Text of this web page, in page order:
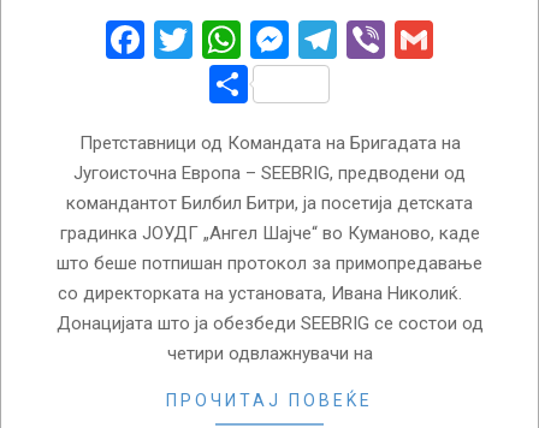
Facebook
Twitter
WhatsApp
Messenger
Telegram
Viber
Share
Претставници од Командата на Бригадата на
Југоисточна Европа – SEEBRIG, предводени од
командантот Билбил Битри, ја посетија детската
градинка ЈОУДГ „Ангел Шајче“ во Куманово, каде
што беше потпишан протокол за примопредавање
со директорката на установата, Ивана Николиќ.
Донацијата што ја обезбеди SEEBRIG се состои од
четири одвлажнувачи на
ПРОЧИТАЈ ПОВЕЌЕ